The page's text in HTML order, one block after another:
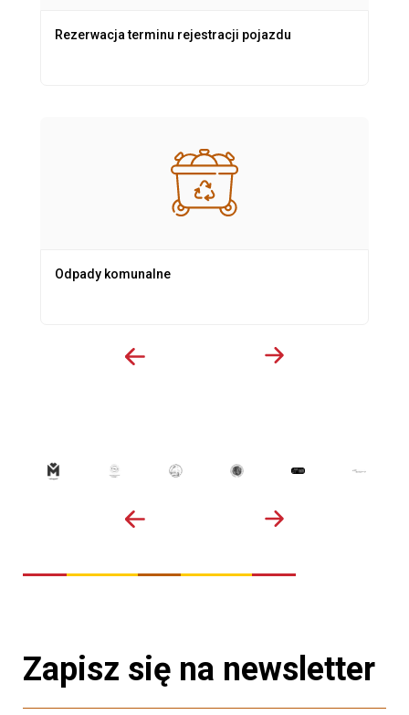
Rezerwacja terminu rejestracji pojazdu
Odpady komunalne
Zapisz się na newsletter